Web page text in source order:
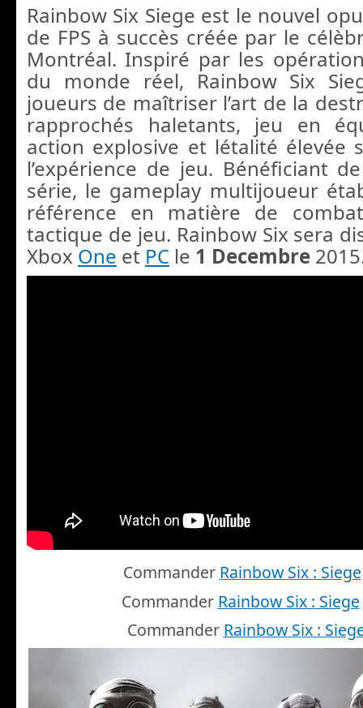
Rainbow Six Siege est le nouvel
de FPS à succès créée par le
Montréal. Inspiré par les
du monde réel, Rainbow Six
joueurs de maîtriser l’art de la
rapprochés haletants, jeu en
action explosive et létalité
l’expérience de jeu. Bénéficiant
série, le gameplay multijoueur
référence en matière de
tactique de jeu. Rainbow Six sera
XboxOne et PC le 1 Decembre
Commander Rainbow Six : Siege
Commander Rainbow Six : Siege
Commander Rainbow Six :